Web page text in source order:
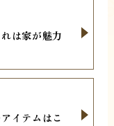
は家が魅力
イテムはこ